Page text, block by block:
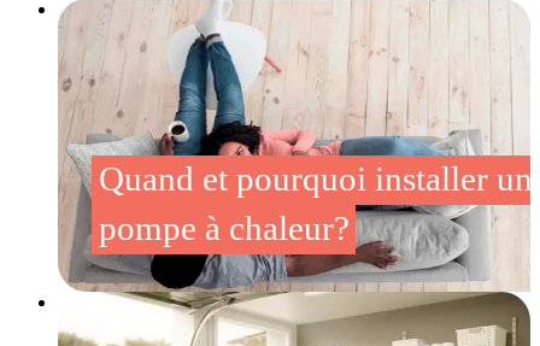
Quand et pourquoi installer
pompe à chaleur?